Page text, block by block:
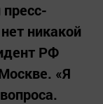
никакой
РФ
«Я